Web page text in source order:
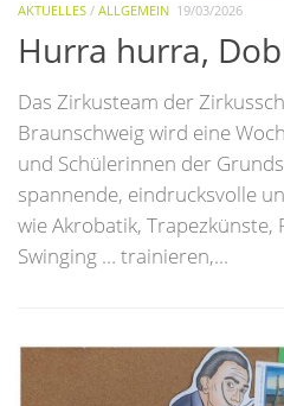
AKTUELLES / ALLGEMEIN 19/03/2026
Hurra hurra,
Das Zirkusteam der
Braunschweig wird eine
und Schülerinnen der
spannende, eindrucksvolle
wie Akrobatik, Trapezkünste,
Swinging … trainieren,...